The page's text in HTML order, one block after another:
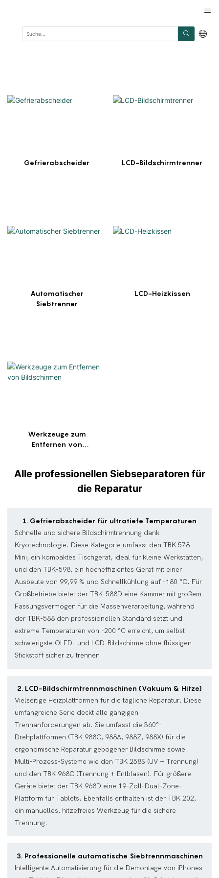
Gefrierabscheider LCD-Bildschirmtrenner
Automatischer
Siebtrenner
LCD-Heizkissen
Werkzeuge zum
Entfernen von
Alle professionellen Siebseparatoren für
die Reparatur
1. Gefrierabscheider für ultratiefe Temperaturen
Schnelle und sichere Bildschirmtrennung dank
Kryotechnologie. Diese Kategorie umfasst den TBK 578
Mini, ein kompaktes Tischgerät, ideal für kleine Werkstätten,
und den TBK-598, ein hocheffizientes Gerät mit einer
Ausbeute von 99,99 % und Schnellkühlung auf -180 °C. Für
Großbetriebe bietet der TBK-588D eine Kammer mit großem
Fassungsvermögen für die Massenverarbeitung, während
der TBK-588 den professionellen Standard setzt und
extreme Temperaturen von -200 °C erreicht, um selbst
schwierigste OLED- und LCD-Bildschirme ohne flüssigen
Stickstoff sicher zu trennen.
2. LCD-Bildschirmtrennmaschinen (Vakuum & Hitze)
Vielseitige Heizplattformen für die tägliche Reparatur. Diese
umfangreiche Serie deckt alle gängigen
Trennanforderungen ab. Sie umfasst die 360°-
Drehplattformen (TBK 988C, 988A, 988Z, 988X) für die
ergonomische Reparatur gebogener Bildschirme sowie
Multi-Prozess-Systeme wie den TBK 258S (UV + Trennung)
und den TBK 968C (Trennung + Entblasen). Für größere
Geräte bietet der TBK 968D eine 19-Zoll-Dual-Zone-
Plattform für Tablets. Ebenfalls enthalten ist der TBK 202,
ein manuelles, hitzefreies Werkzeug für die sichere
Trennung.
3. Professionelle automatische Siebtrennmaschinen
Intelligente Automatisierung für die Demontage von iPhones